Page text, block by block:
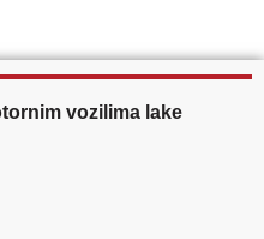
vozilima lake